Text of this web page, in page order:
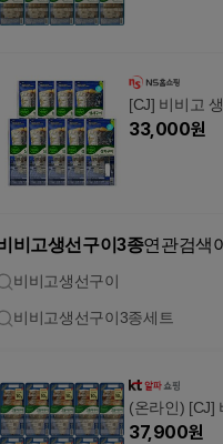
[CJ] 비비고
33,000원
비고생선구이3종연관검색
비비고생선구이
비비고생선구이3종세트
(온라인) [CJ]
37,900원